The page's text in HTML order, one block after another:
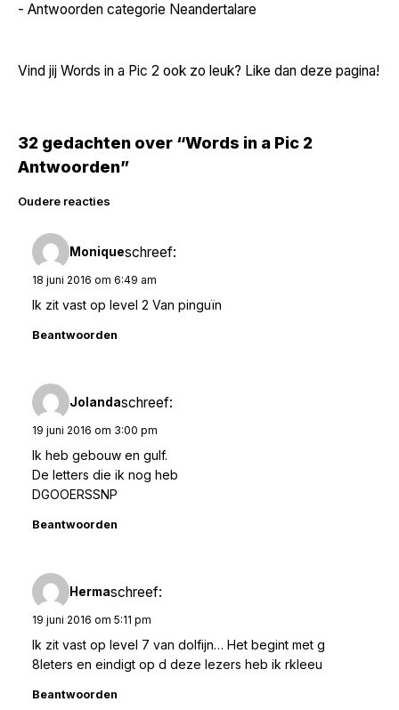
- Antwoorden categorie Neandertalare
Vind jij Words in a Pic 2 ook zo leuk? Like dan deze pagina!
32 gedachten over “Words in a Pic 2
Antwoorden”
Reacties
navigatie
Oudere reacties
Moniqueschreef:
18 juni 2016 om 6:49 am
Ik zit vast op level 2 Van pinguïn
Beantwoorden
Jolandaschreef:
19 juni 2016 om 3:00 pm
Ik heb gebouw en gulf.
De letters die ik nog heb
DGOOERSSNP
Beantwoorden
Hermaschreef:
19 juni 2016 om 5:11 pm
Ik zit vast op level 7 van dolfijn… Het begint met g
8leters en eindigt op d deze lezers heb ik rkleeu
Beantwoorden